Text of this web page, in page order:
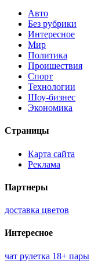
Авто
Без рубрики
Интересное
Мир
Политика
Проишествия
Спорт
Технологии
Шоу-бизнес
Экономика
Страницы
Карта сайта
Реклама
Партнеры
доставка цветов
Интересное
чат рулетка 18+ пары